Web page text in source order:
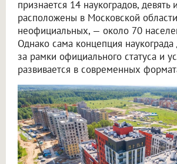
признается 14 наукоградов, девять
расположены в Московской
неофициальных, — около 70
Однако сама концепция
за рамки официального статуса и
развивается в современных